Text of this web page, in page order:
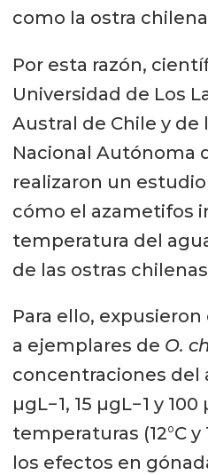
como la ostra
Por esta razón,
Universidad de Los
Austral de Chile y de
Nacional Autónoma
realizaron un
cómo el azametifos
temperatura del
de las ostras
Para ello,
a ejemplares de O.
concentraciones del
µgL−1, 15 µgL−1 y
temperaturas (12°C y
los efectos en